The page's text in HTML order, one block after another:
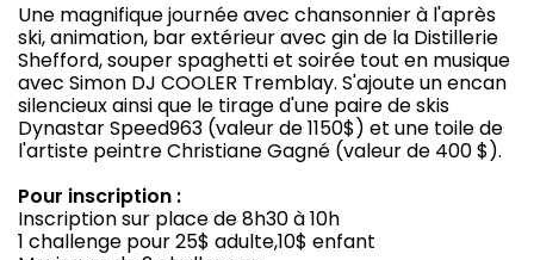
Une magnifique journée avec chansonnier à l'après
ski, animation, bar extérieur avec gin de la Distillerie
Shefford, souper spaghetti et soirée tout en musique
avec Simon DJ COOLER Tremblay. S'ajoute un encan
silencieux ainsi que le tirage d'une paire de skis
Dynastar Speed963 (valeur de 1150$) et une toile de
l'artiste peintre Christiane Gagné (valeur de 400 $).
Pour inscription :
Inscription sur place de 8h30 à 10h
1 challenge pour 25$ adulte,10$ enfant